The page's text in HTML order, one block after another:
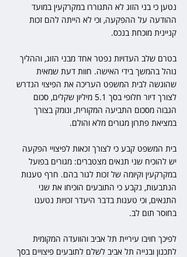
נטען כי בני הזוג לא התגוררו במקרקעין במועד
ההודעה על ההפקעה, וכי לא הייתה להם זכות
קניינית מוכחת בנכס.
בטרם שלב העדויות נפטר אחד מבני הזוג, וההליך
נוהל בהמשך בידי האישה. חוות דעת שמאית
שהוגשה לבית המשפט העריכה את הפיצוי הנדרש
לצורך דיור חלופי בסך 5.1 מיליון שקלים, סכום
הגבוה מסכום התביעה המקורית, ונומק בצורך
במציאת פתרון מגורים מלא והולם.
בית המשפט קבע כי לצורך זכאות לפיצויי הפקעה
יש להוכיח שני תנאים מצטברים: מגורים בפועל
במקרקעין וקיומה של זכות לגור בהם. חרף טענות
הנתבעות, נקבע כי התובעים הוכיחו את שני
התנאים, וכי טענות בדבר היעדר זכויות נטענו
בחוסר תום לב.
לפיכך חויבו עיריית תל אביב והוועדה המקומית
לתכנון ובנייה תל אביב לשלם לתובעים פיצויים בסך